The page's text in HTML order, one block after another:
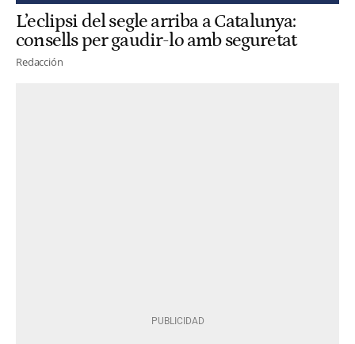
L’eclipsi del segle arriba a Catalunya:
consells per gaudir-lo amb seguretat
Redacción